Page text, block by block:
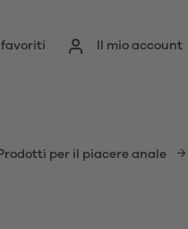
Il mio account
per il piacere anale